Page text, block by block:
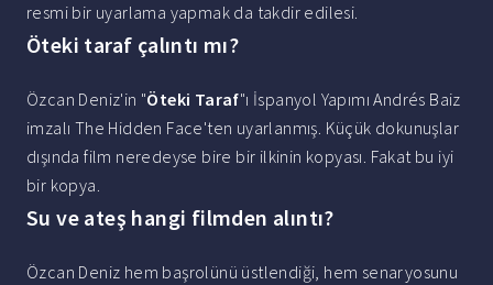
resmi bir uyarlama yapmak da takdir edilesi.
Öteki taraf çalıntı mı?
Özcan Deniz'in "Öteki Taraf"ı İspanyol Yapımı Andrés Baiz
imzalı The Hidden Face'ten uyarlanmış. Küçük dokunuşlar
dışında film neredeyse bire bir ilkinin kopyası. Fakat bu iyi
bir kopya.
Su ve ateş hangi filmden alıntı?
Özcan Deniz hem başrolünü üstlendiği, hem senaryosunu